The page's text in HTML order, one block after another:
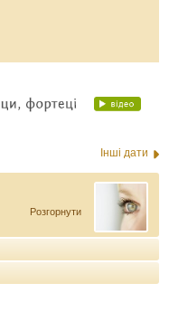
Інші дати
Розгорнути